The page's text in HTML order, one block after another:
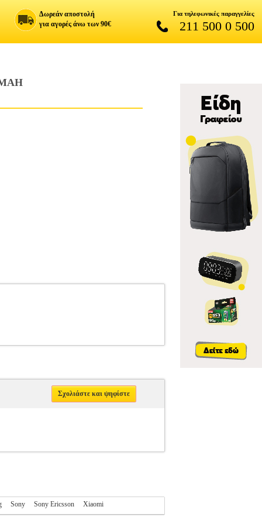
Δωρεάν αποστολή
για αγορές άνω των 90€
Για τηλεφωνικές παραγγελίες
211 500 0 500
Σχολιάστε και ψηφίστε
Sony Sony Ericsson Xiaomi